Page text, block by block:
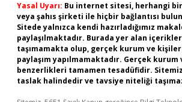
Yasal Uyarı: Bu internet sitesi, herhangi
veya şahıs şirketi ile hiçbir bağlantısı
Sitede yalnızca kendi hazırladığımız
paylaşılmaktadır. Burada yer alan
taşımamakta olup, gerçek kurum ve kişiler
paylaşım yapılmamaktadır. Gerçek
benzerlikleri tamamen tesadüfidir.
taslak halindedir ve tavsiye niteliği